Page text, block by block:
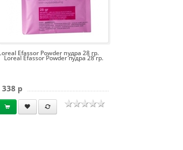
Loreal Efassor Powder пудра 28 гр.
Efassor Powder пудра 28 гр.
338 p